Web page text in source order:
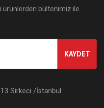
ürünlerden bültenimiz ile
KAYDET
Sirkeci /İstanbul